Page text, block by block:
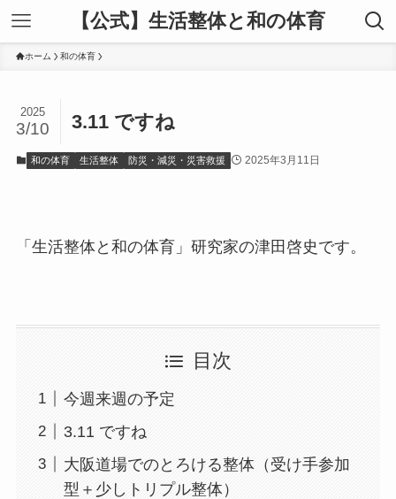
【公式】生活整体と和の体育
ホーム 和の体育
3.11 ですね
2025
3/10
和の体育 生活整体 防災・減災・災害救援 2025年3月11日
「生活整体と和の体育」研究家の津田啓史です。
目次
今週来週の予定
3.11 ですね
大阪道場でのとろける整体（受け手参加
型＋少しトリプル整体）